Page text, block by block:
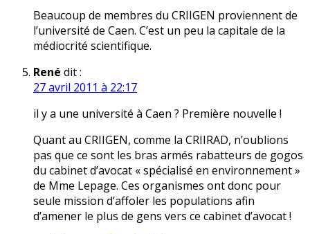
Beaucoup de membres du CRIIGEN proviennent de
l’université de Caen. C’est un peu la capitale de la
médiocrité scientifique.
René dit :
27 avril 2011 à 22:17
il y a une université à Caen ? Première nouvelle !
Quant au CRIIGEN, comme la CRIIRAD, n’oublions
pas que ce sont les bras armés rabatteurs de gogos
du cabinet d’avocat « spécialisé en environnement »
de Mme Lepage. Ces organismes ont donc pour
seule mission d’affoler les populations afin
d’amener le plus de gens vers ce cabinet d’avocat !